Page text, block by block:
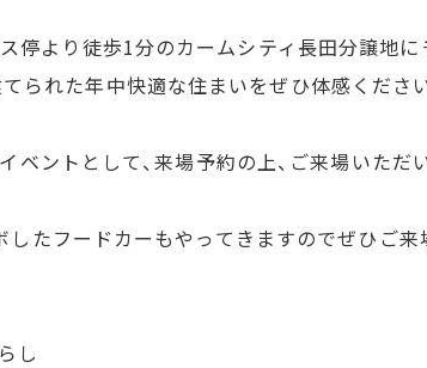
ス停より徒歩1分のカームシティ長田分譲
られた年中快適な住まいをぜひ体感ください
イベントとして、来場予約の上、ご来場い
たフードカーもやってきますのでぜひご来
し